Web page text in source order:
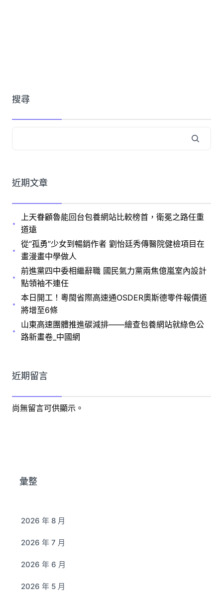
搜尋
近期文章
上天眷顧魯能回台包養網站比較榜首，衛冕之路任重
道遠
從“孤勇”少女到暢銷作者 劉怡廷秀傳醫院健檢項目在
畫漫畫中學做人
前進黨四中委相繼辭職 國民氣力黨兩焦億嵐室內設計
點領袖不連任
本日開工！粵閩省際高速通OSDER奧斯德零件報價道
將增至6條
山東高速團體推進碳減排——繪查包養網站就綠色公
路新畫卷_中國網
近期留言
尚無留言可供顯示。
彙整
2026 年 8 月
2026 年 7 月
2026 年 6 月
2026 年 5 月